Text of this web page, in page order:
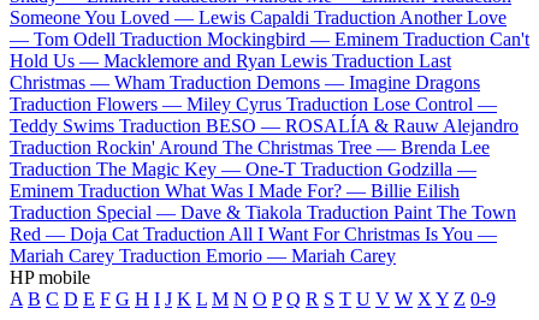
Someone You Loved — Lewis Capaldi Traduction Another Love
— Tom Odell Traduction Mockingbird — Eminem Traduction Can't
Hold Us — Macklemore and Ryan Lewis Traduction Last
Christmas — Wham Traduction Demons — Imagine Dragons
Traduction Flowers — Miley Cyrus Traduction Lose Control —
Teddy Swims Traduction BESO — ROSALÍA & Rauw Alejandro
Traduction Rockin' Around The Christmas Tree — Brenda Lee
Traduction The Magic Key — One-T Traduction Godzilla —
Eminem Traduction What Was I Made For? — Billie Eilish
Traduction Special — Dave & Tiakola Traduction Paint The Town
Red — Doja Cat Traduction All I Want For Christmas Is You —
Mariah Carey Traduction Emorio — Mariah Carey
HP mobile
A B C D E F G H I J K L M N O P Q R S T U V W X Y Z 0-9